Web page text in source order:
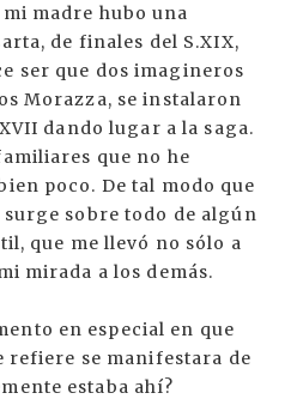
madre hubo una
de finales del S.XIX,
ser que dos imagineros
Morazza, se instalaron
dando lugar a la saga.
que no he
poco. De tal modo que
sobre todo de algún
que me llevó no sólo a
mirada a los demás.
en especial en que
refiere se manifestara de
estaba ahí?